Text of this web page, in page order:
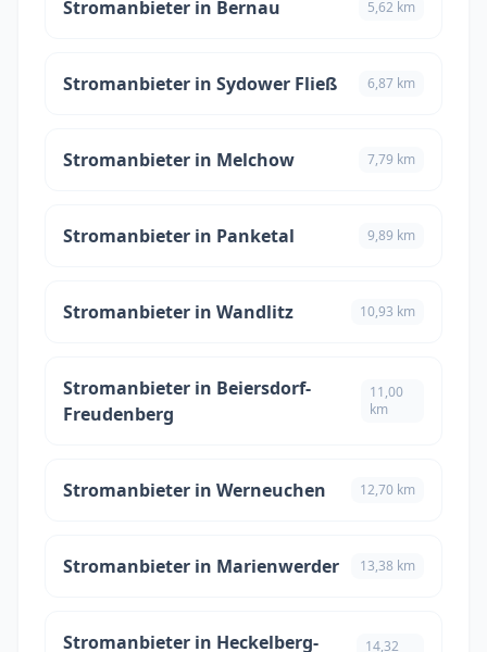
Stromanbieter in Bernau 5,62 km
Stromanbieter in Sydower Fließ 6,87 km
Stromanbieter in Melchow 7,79 km
Stromanbieter in Panketal 9,89 km
Stromanbieter in Wandlitz 10,93 km
Stromanbieter in Beiersdorf-
Freudenberg
11,00
km
Stromanbieter in Werneuchen 12,70 km
Stromanbieter in Marienwerder 13,38 km
Stromanbieter in Heckelberg- 14,32